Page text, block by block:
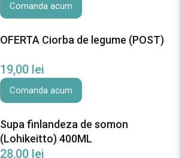
Comanda acum
OFERTA Ciorba de legume (POST)
19,00 lei
Comanda acum
Supa finlandeza de somon
(Lohikeitto) 400ML
28,00 lei